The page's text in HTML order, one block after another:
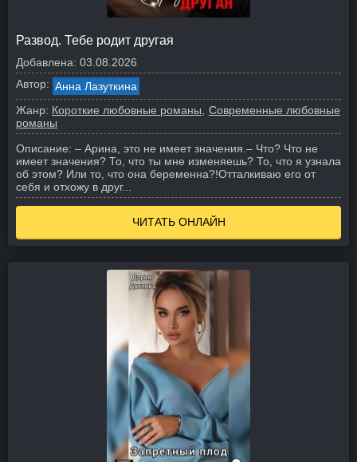
Развод. Тебе родит другая
Добавлена: 03.08.2026
Автор: Анна Лазуткина
Жанр: Короткие любовные романы
Современные любовные
романы
Описание: – Арина, это не имеет значения. – Что? Что не
имеет значения? То, что ты мне изменяешь? То, что я узнала
об этом? Или то, что она беременна?!Отталкиваю его от
себя и отхожу в друг...
ЧИТАТЬ ОНЛАЙН